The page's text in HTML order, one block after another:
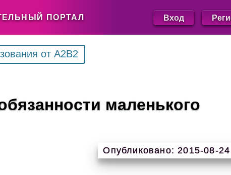
ПОРТАЛ Вход
от A2B2
маленького
Опубликовано: 2015-08-